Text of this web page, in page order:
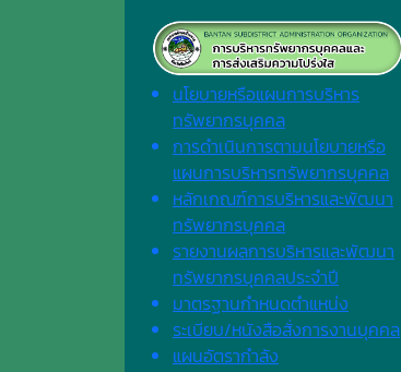
นโยบายหรือแผนการบริหาร
ทรัพยากรบุคคล
การดำเนินการตามนโยบายหรือ
แผนการบริหารทรัพยากรบุคคล
หลักเกณฑ์การบริหารและพัฒนา
ทรัพยากรบุคคล
รายงานผลการบริหารและพัฒนา
ทรัพยากรบุคคลประจำปี
มาตรฐานกำหนดตำแหน่ง
ระเบียบ/หนังสือสั่งการงานบุคคล
แผนอัตรากำลัง